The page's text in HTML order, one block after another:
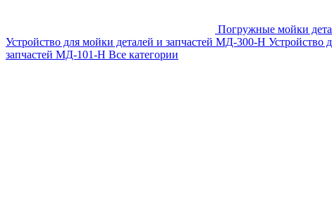
Погружные мойки
Устройство для мойки деталей и запчастей МД-300-H Устройство
запчастей МД-101-Н Все категории